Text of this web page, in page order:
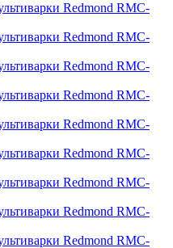
Redmond RMC-
Redmond RMC-
Redmond RMC-
Redmond RMC-
Redmond RMC-
Redmond RMC-
Redmond RMC-
Redmond RMC-
Redmond RMC-